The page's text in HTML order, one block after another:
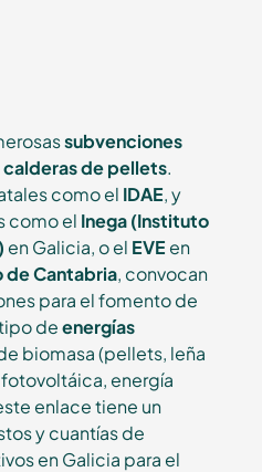
subvenciones
calderas de pellets.
como el IDAE, y
como el Inega(Instituto
en Galicia, o el EVE en
de Cantabria, convocan
para el fomento de
deenergías
biomasa (pellets, leña
energía
enlace tiene un
y cuantías de
en Galicia para el